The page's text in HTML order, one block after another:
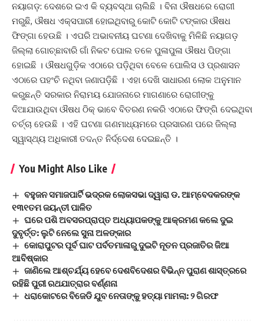
ନୟାଗଡ଼: ଦେଶରେ ଇଏ କି ବ୍ୟବସ୍ଥା ଚାଲିଛି । ବିନା ଔଷଧରେ ରୋଗୀ
ମରୁଛି, ଔଷଧ ଏକ୍ସପାରୀ ହୋଇଥିବାରୁ କୋଟି କୋଟି ଟଙ୍କାର ଔଷଧ
ଫିଙ୍ଗା ହେଉଛି । ଏପରି ଅଭାବନୀୟ ଘଟଣା ଦେଖିବାକୁ ମିଳିଛି ନୟାଗଡ଼
ଜିଲ୍ଲା ଗୋଚ୍ଛାବାରି ଗାଁ ନିକଟ ପୋଲ ତଳେ ପୁଳାପୁଳା ଔଷଧ ପିଙ୍ଗା
ହୋଇଛି । ଔଷଧଗୁଡ଼ିକ ଏଠାରେ ପଡ଼ିଥିବା ବେଳେ ପୋଲିସ ଓ ପ୍ରଶାସନ
ଏଠାରେ ପହଂଚି ନଥିବା ଜଣାପଡ଼ିଛି । ଏହା ଦେଖି ସାଧାରଣ ଲୋକ ଅନୁମାନ
କରୁଛନ୍ତି ସରକାର ନିରାମୟ ଯୋଜନାରେ ମାଗଣାରେ ରୋଗୀଙ୍କୁ
ଦିଆଯାଉଥିବା ଔଷଧ ଠିକ୍ ଭାବେ ବିତରଣ ନକରି ଏଠାରେ ଫିଙ୍ଗି ଦେଇଥିବା
ଚର୍ଚ୍ଚା ହେଉଛି । ଏହି ଘଟଣା ଗଣମାଧ୍ୟମରେ ପ୍ରସାରଣ ପରେ ଜିଲ୍ଲା
ସ୍ୱାସ୍ଥ୍ୟ ଅଧିକାରୀ ତଦନ୍ତ ନିର୍ଦ୍ଦେଶ ଦେଇଛନ୍ତି ।
You Might Also Like
ବହୁଜନ ସମାଜପାର୍ଟି ଭଦ୍ରକ ଲୋକସଭା ଦ୍ୱାରା ଡ. ଆମ୍ବେଦକରଙ୍କ
୧୩୧ତମ ଜୟନ୍ତୀ ପାଳିତ
ଘରେ ପଶି ଅବସରପ୍ରାପ୍ତ ଅଧ୍ୟାପକଙ୍କୁ ଆକ୍ରମଣ କଲେ ଦୁଇ
ଦୁବୃର୍ତ୍ତ: ଲୁଟି ନେଲେ ସୁନା ଅଳଙ୍କାର
କୋରାପୁଟର ପୂର୍ବ ଘାଟ ପର୍ବତମାଳାରୁ ଦୁଇଟି ନୂତନ ପ୍ରଜାତିର ଜିଆ
ଆବିଷ୍କାର
ଜାଣିଲେ ଆଶ୍ଚର୍ଯ୍ୟ ହେବେ ଦେଶବିଦେଶର ବିଭିନ୍ନ ପୁରାଣ ଶାସ୍ତ୍ରରେ
ରହିଛି ପୁରୀ ରଥଯାତ୍ରାର ବର୍ଣ୍ଣନା
ଧରାକୋଟରେ ବିଜେଡି ଯୁବ ନେତାଙ୍କୁ ହତ୍ୟା ମାମଲା: ୨ ଗିରଫ